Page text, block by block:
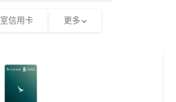
府交通津貼
)-可享HK$300現金回贈：
里賞金*:
MrMiles.hk/citi-cas
上（每月須包含最少1次認可
金回贈
信用卡 更多